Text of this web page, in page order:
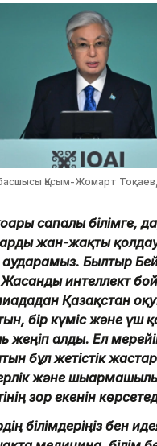
Қасым-Жомарт
сапалы білімге,
жан-жақты
аударамыз. Былтыр
Жасанды интеллект
Қазақстан
бір күміс және үш
жеңіп алды. Ел
бұл жетістік
және
зор екенін
білімдеріңіз бен